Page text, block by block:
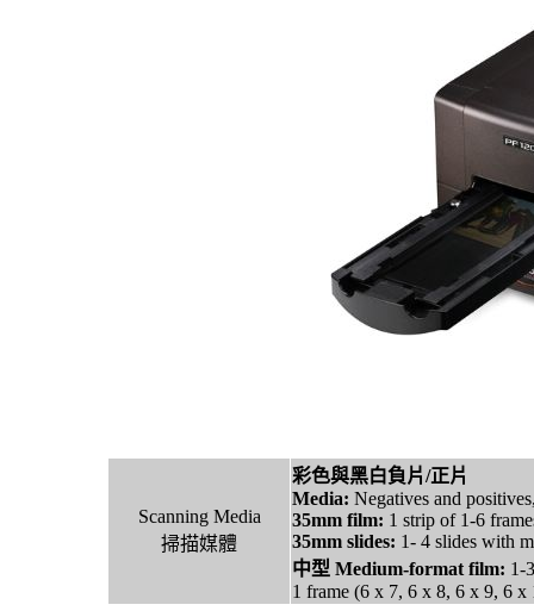
Scanning Media
掃描媒體
彩色與黑白負片/正片
Media: Negatives and
35mm film: 1 strip of 1-6
35mm slides: 1- 4 slides with
中型 Medium-format film: 1-
1 frame (6 x 7, 6 x 8, 6 x 9, 6 x